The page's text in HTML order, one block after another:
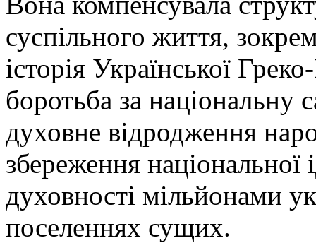
суспільного життя,
історія Української
боротьба за національну
духовне відродження
збереження національної
духовності мільйонами
поселеннях сущих.